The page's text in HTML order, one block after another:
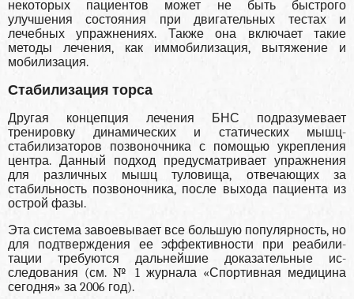
некоторых пациентов может не быть быстрого
улучшения состояния при двига­тельных тестах и
лечебных упражнениях. Также она включает такие
методы лечения, как иммо­билизация, вытяжение и
мобилизация.
Стабилизация торса
Другая концепция лечения БНС подразумевает
тренировку динамических и статических мышц-
стабилизаторов позвоночника с помощью укреп­ления
центра. Данный подход предусматривает упражнения
для различных мышц туловища, отвечающих за
стабильность позвоночника, пос­ле выхода пациента из
острой фазы.
Эта система завоевывает все большую популярность, но
для подтверждения ее эффективности при реабили­
тации требуются дальнейшие доказательные ис­
следования (см. № 1 журнала «Спортивная меди­цина
сегодня» за 2006 год).